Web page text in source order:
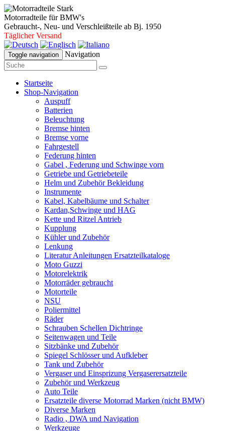
Motorradteile für BMW's
Gebraucht-, Neu- und Verschleißteile ab Bj. 1950
Täglicher Versand
Toggle navigation Navigation
Startseite
Shop-Navigation
Auspuff
Batterien
Beleuchtung
Bremse hinten
Bremse vorne
Fahrgestell
Federung hinten
Gabel , Federung und Schwinge vorn
Getriebe und Getriebeteile
Helm und Zubehör Bekleidung
Instrumente
Kabel, Kabelbäume und Schalter
Kardan,Schwinge und HAG
Kette und Ritzel Antrieb
Kupplung
Kühler und Zubehör
Lenkung
Literatur Anleitungen Ersatzteilkataloge
Moto Guzzi
Motorelektrik
Motorräder gebraucht
Motorteile
NSU
Poliermittel
Räder
Schrauben Schellen Dichtringe
Seitenwagen und Teile
Sitzbänke und Zubehör
Spiegel Schlösser und Aufkleber
Tank und Zubehör
Vergaser und Einsprizung Vergaserersatzteile
Zubehör und Werkzeug
Auto Teile
Ersatzteile diverse Motorrad Marken (nicht BMW)
Diverse Marken
Radio , DWA und Navigation
Werkzeuge